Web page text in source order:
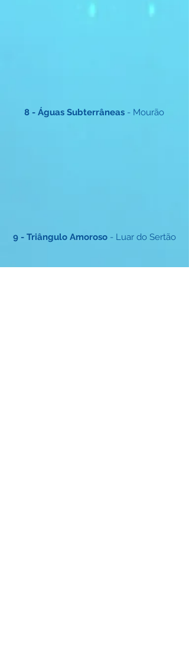
8 - Águas Subterrâneas - Mourão
9 - Triângulo Amoroso- Luar do Sertão